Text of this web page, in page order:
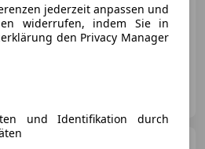
Diesel 85 kW (116 PS)
jederzeit anpassen und
widerrufen, indem Sie in
den Privacy Manager
und Identifikation durch